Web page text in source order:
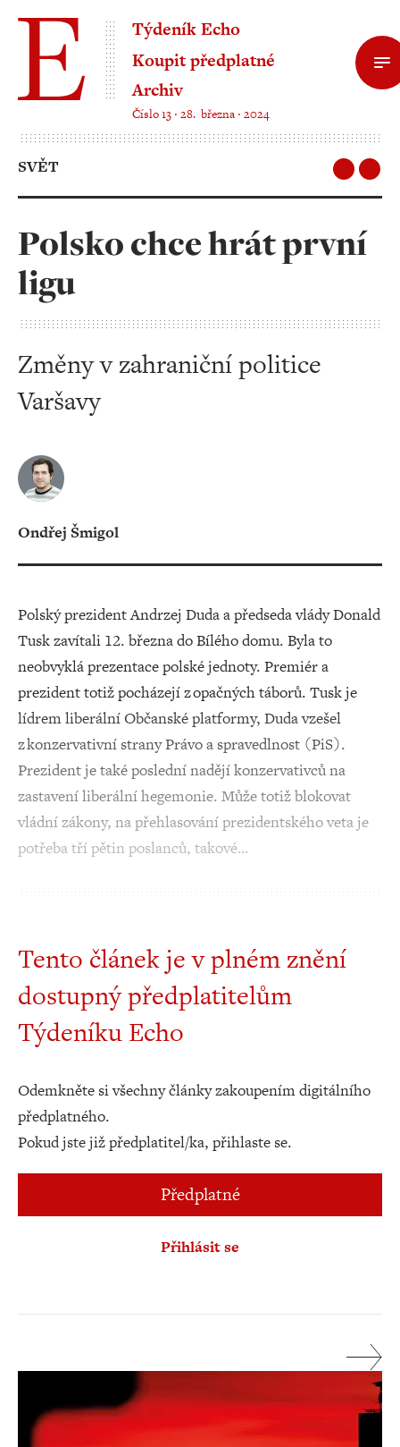
Týdeník Echo
Koupit předplatné
Archiv
Číslo 13 ‧ 28. března ‧ 2024
SVĚT
Polsko chce hrát první
ligu
Změny v zahraniční politice
Varšavy
Ondřej Šmigol
Polský prezident Andrzej Duda a předseda vlády Donald
Tusk zavítali 12. března do Bílého domu. Byla to
neobvyklá prezentace polské jednoty. Premiér a
prezident totiž pocházejí z opačných táborů. Tusk je
lídrem liberální Občanské platformy, Duda vzešel
z konzervativní strany Právo a spravedlnost (PiS).
Prezident je také poslední nadějí konzervativců na
zastavení liberální hegemonie. Může totiž blokovat
vládní zákony, na přehlasování prezidentského veta je
potřeba tří pětin poslanců, takové…
Tento článek je v plném znění
dostupný předplatitelům
Týdeníku Echo
Odemkněte si všechny články zakoupením digitálního
předplatného.
Pokud jste již předplatitel/ka, přihlaste se.
Předplatné
Přihlásit se